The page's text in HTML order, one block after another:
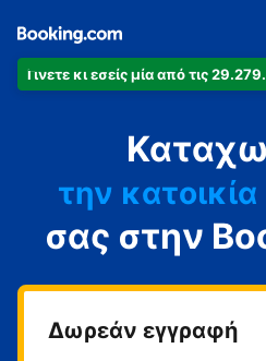
Γίνετε κι εσείς μία από τις
το
την
τον
τη
σας στην
Δωρεάν εγγραφή